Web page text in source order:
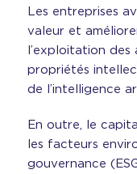
Les entreprises
valeur et
l’exploitation
propriétés
de l’intelligence
En outre, le
les facteurs
gouvernance